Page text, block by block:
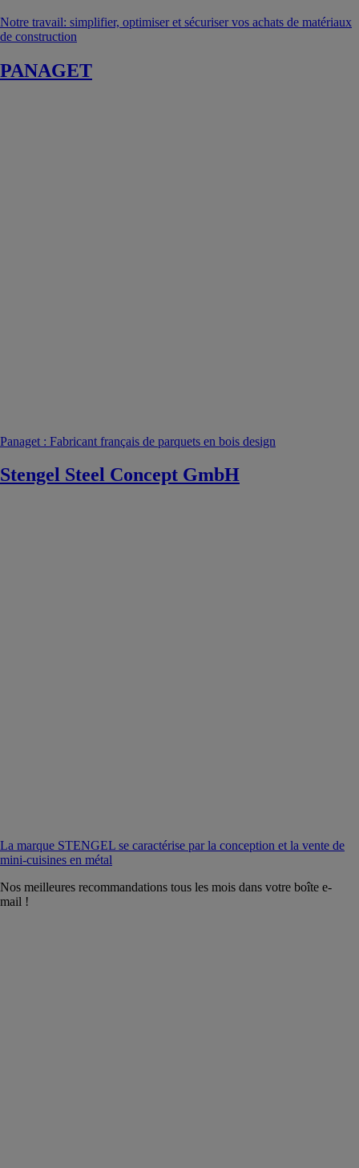
Notre travail: simplifier, optimiser et sécuriser vos achats de matériaux
de construction
PANAGET
Panaget : Fabricant français de parquets en bois design
Stengel Steel Concept GmbH
La marque STENGEL se caractérise par la conception et la vente de
mini-cuisines en métal
Nos meilleures recommandations tous les mois dans votre boîte e-
mail !